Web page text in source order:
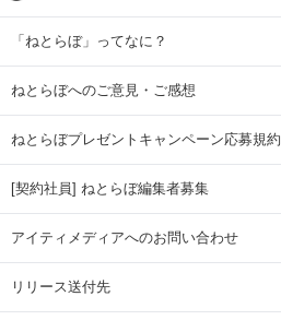
「ねとらぼ」ってなに？
ねとらぼへのご意見・ご感想
ねとらぼプレゼントキャンペーン応募規約
[契約社員] ねとらぼ編集者募集
アイティメディアへのお問い合わせ
リリース送付先